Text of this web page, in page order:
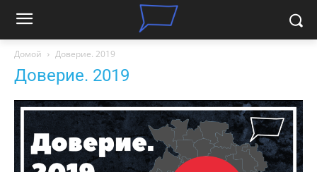
Домой Доверие. 2019
Доверие. 2019